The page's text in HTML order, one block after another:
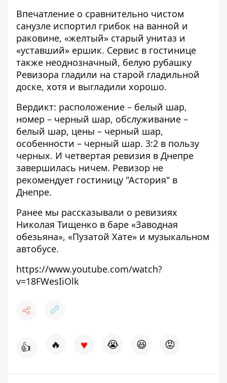
Впечатление о сравнительно чистом
санузле испортил грибок на ванной и
раковине, «желтый» старый унитаз и
«уставший» ершик. Сервис в гостинице
также неоднозначный, белую рубашку
Ревизора гладили на старой гладильной
доске, хотя и выгладили хорошо.
Вердикт: расположение – белый шар,
номер – черный шар, обслуживание –
белый шар, цены – черный шар,
особенности – черный шар. 3:2 в пользу
черных. И четвертая ревизия в Днепре
завершилась ничем. Ревизор не
рекомендует гостиницу "Астория" в
Днепре.
Ранее мы рассказывали о ревизиях
Николая Тищенко в баре «Заводная
обезьяна», «Пузатой Хате» и музыкальном
автобусе.
https://www.youtube.com/watch?
v=18FWesIiOlk
👍 🔥 ♥ 😭 😆 😡